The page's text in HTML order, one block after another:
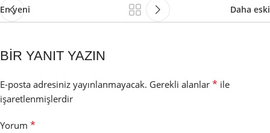
En yeni Daha eski
BIR YANIT YAZIN
E-posta adresiniz yayınlanmayacak. Gerekli alanlar * ile
işaretlenmişlerdir
Yorum *